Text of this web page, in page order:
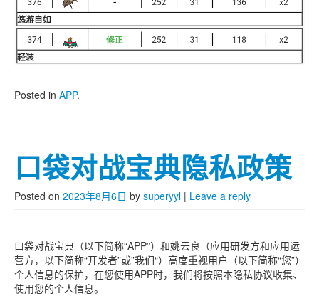
Posted in APP.
口袋对战宝典隐私政策
Posted on 2023年8月6日 by superyyl | Leave a reply
口袋对战宝典（以下简称“APP”）和姚云良（应用研发方和应用运
营方，以下简称“开发者”或”我们“）高度重视用户（以下简称“您”）
个人信息的保护，在您使用APP时，我们将按照本隐私协议收集、
使用您的个人信息。